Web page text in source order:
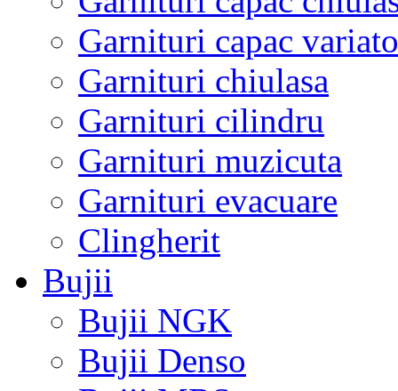
Garnituri capac
Garnituri chiulasa
Garnituri cilindru
Garnituri muzicuta
Garnituri evacuare
Clingherit
Bujii
Bujii NGK
Bujii Denso